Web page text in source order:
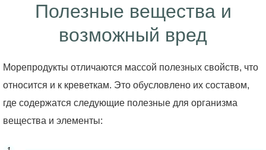
Полезные вещества и
возможный вред
Морепродукты отличаются массой полезных свойств, что
относится и к креветкам. Это обусловлено их составом,
где содержатся следующие полезные для организма
вещества и элементы: